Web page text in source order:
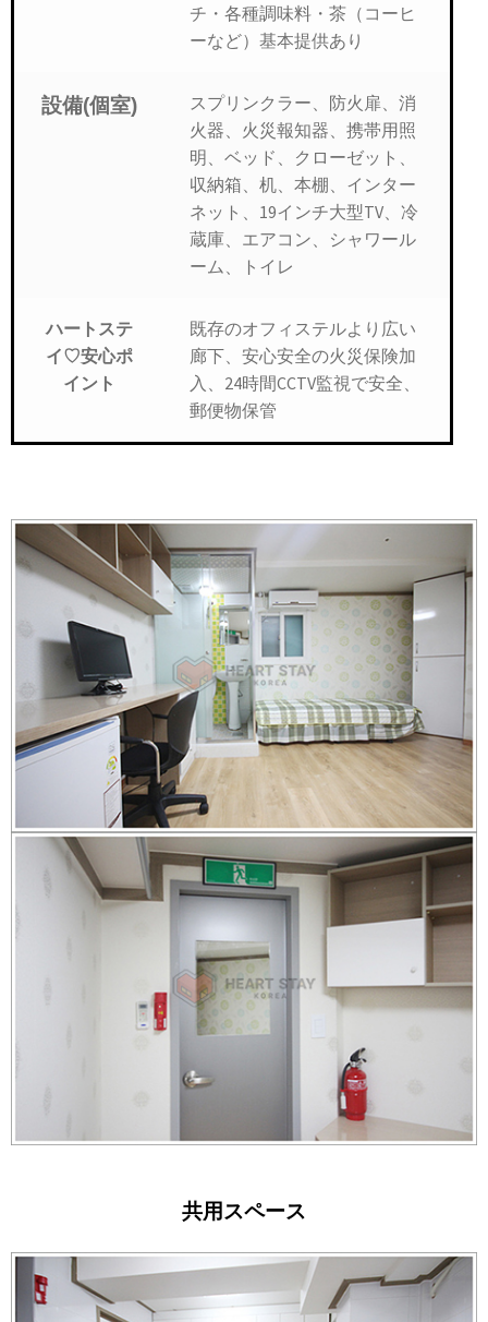
チ・各種調味料・茶（コーヒ
ーなど）基本提供あり
設備(個室)
スプリンクラー、防火扉、消
火器、火災報知器、携帯用照
明、ベッド、クローゼット、
収納箱、机、本棚、インター
ネット、19インチ大型TV、冷
蔵庫、エアコン、シャワール
ーム、トイレ
ハートステ
イ♡安心ポ
イント
既存のオフィステルより広い
廊下、安心安全の火災保険加
入、24時間CCTV監視で安全、
郵便物保管
共用スペース